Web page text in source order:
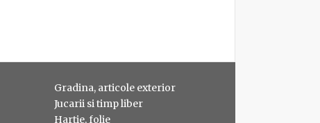
Gradina, articole exterior
Jucarii si timp liber
Hartie, folie